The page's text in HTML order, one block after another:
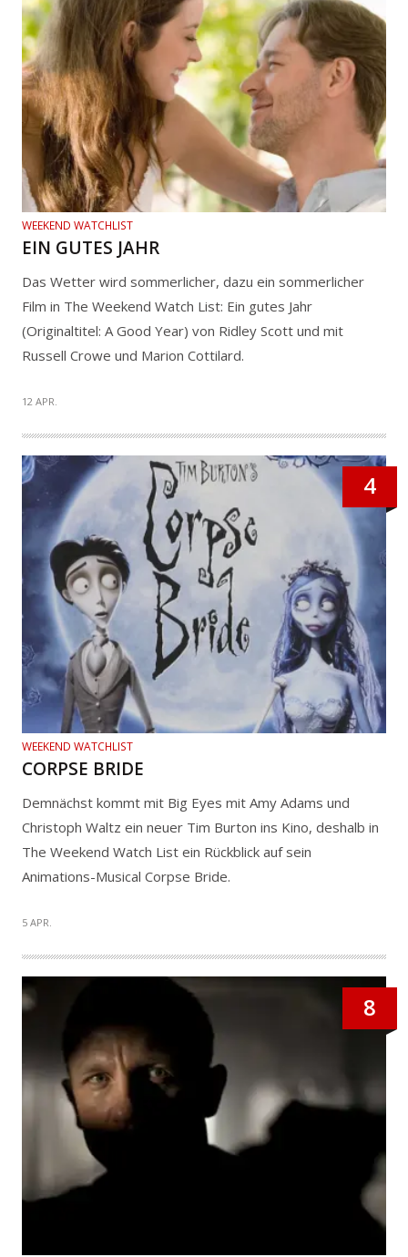
WEEKEND WATCHLIST
EIN GUTES JAHR
Das Wetter wird sommerlicher, dazu ein sommerlicher
Film in The Weekend Watch List: Ein gutes Jahr
(Originaltitel: A Good Year) von Ridley Scott und mit
Russell Crowe und Marion Cottilard.
12 APR.
4
WEEKEND WATCHLIST
CORPSE BRIDE
Demnächst kommt mit Big Eyes mit Amy Adams und
Christoph Waltz ein neuer Tim Burton ins Kino, deshalb in
The Weekend Watch List ein Rückblick auf sein
Animations-Musical Corpse Bride.
5 APR.
8